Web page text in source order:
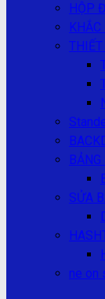
HỘP
KHẮC
THIẾT
BẢNG
SỬA
ne on